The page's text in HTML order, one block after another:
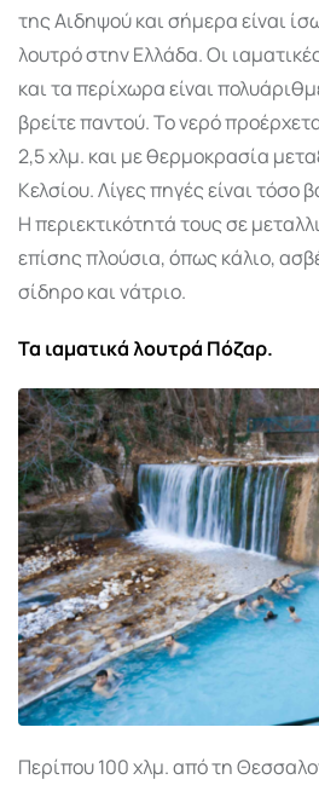
της Αιδηψού και σήμερα είναι
λουτρό στην Ελλάδα. Οι
και τα περίχωρα είναι
βρείτε παντού. Το νερό
2,5 χλμ. και με θερμοκρασία
Κελσίου. Λίγες πηγές είναι τόσο
Η περιεκτικότητά τους σε
επίσης πλούσια, όπως κάλιο,
σίδηρο και νάτριο.
Τα ιαματικά λουτρά Πόζαρ.
Περίπου 100 χλμ. από τη